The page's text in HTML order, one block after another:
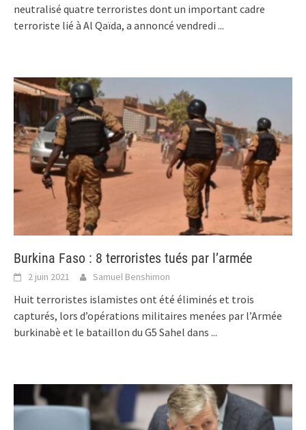
neutralisé quatre terroristes dont un important cadre
terroriste lié à Al Qaïda, a annoncé vendredi ...
Burkina Faso : 8 terroristes tués par l’armée
2 juin 2021 Samuel Benshimon
Huit terroristes islamistes ont été éliminés et trois
capturés, lors d’opérations militaires menées par l’Armée
burkinabè et le bataillon du G5 Sahel dans ...